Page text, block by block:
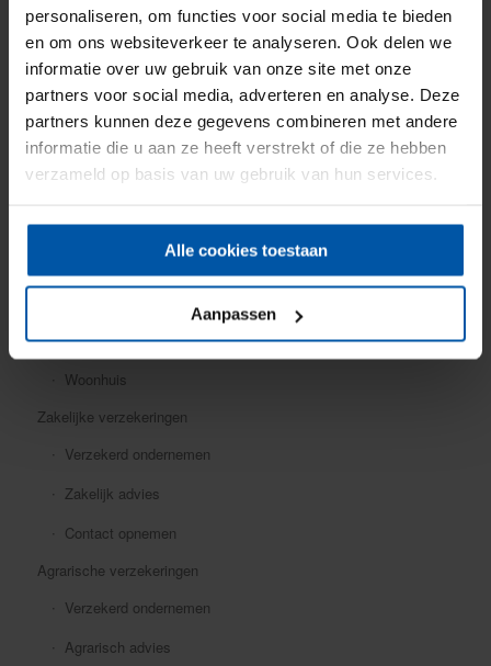
personaliseren, om functies voor social media te bieden
en om ons websiteverkeer te analyseren. Ook delen we
informatie over uw gebruik van onze site met onze
partners voor social media, adverteren en analyse. Deze
partners kunnen deze gegevens combineren met andere
informatie die u aan ze heeft verstrekt of die ze hebben
verzameld op basis van uw gebruik van hun services.
Alle cookies toestaan
Aanpassen
Doorlopende reis
Fiets
Inboedel
Kostbaarheden
Mobiele dekking
Oldtimer
Verkeersschadeverzekering
Woonhuis
Zakelijke verzekeringen
Verzekerd ondernemen
Zakelijk advies
Contact opnemen
Agrarische verzekeringen
Verzekerd ondernemen
Agrarisch advies